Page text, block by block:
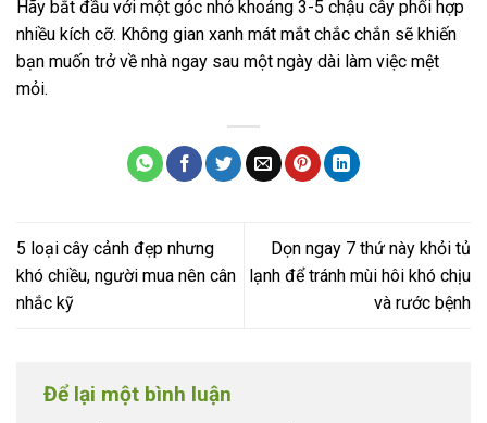
Hãy bắt đầu với một góc nhỏ khoảng 3-5 chậu cây phối hợp
nhiều kích cỡ. Không gian xanh mát mắt chắc chắn sẽ khiến
bạn muốn trở về nhà ngay sau một ngày dài làm việc mệt
mỏi.
5 loại cây cảnh đẹp nhưng
khó chiều, người mua nên cân
nhắc kỹ
Dọn ngay 7 thứ này khỏi tủ
lạnh để tránh mùi hôi khó chịu
và rước bệnh
Để lại một bình luận